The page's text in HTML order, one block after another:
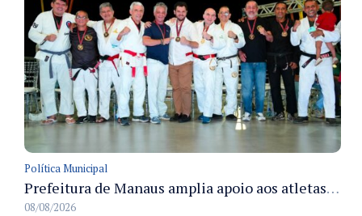
Política Municipal
Prefeitura de Manaus amplia apoio aos atletas de 100 para 150 beneficiados a partir do próximo ano
08/08/2026